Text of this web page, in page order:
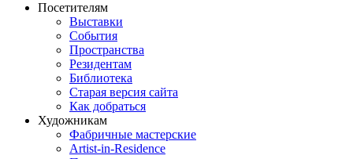
Посетителям
Выставки
События
Пространства
Резидентам
Библиотека
Старая версия сайта
Как добраться
Художникам
Фабричные мастерские
Artist-in-Residence